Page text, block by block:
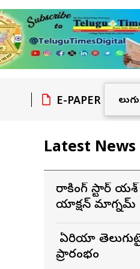
E-PAPER
Latest News
రాకింగ్ స్టార్ యశ్
యాక్షన్ మాగ్నమ్
బే ఏరియా
ప్రారంభం